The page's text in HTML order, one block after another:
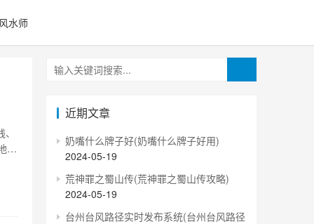
风水师
处
近期文章
奶嘴什么牌子好(奶嘴什么牌子好用)
2024-05-19
荒神罪之蜀山传(荒神罪之蜀山传攻略)
2024-05-19
台州台风路径实时发布系统(台州台风路径